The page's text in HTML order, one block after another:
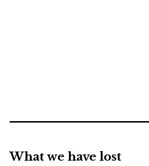
What we have lost